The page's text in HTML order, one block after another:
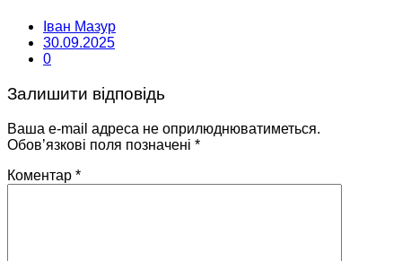
Іван Мазур
30.09.2025
0
Залишити відповідь
Ваша e-mail адреса не оприлюднюватиметься.
Обов’язкові поля позначені *
Коментар *